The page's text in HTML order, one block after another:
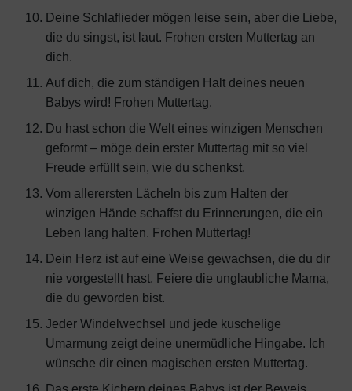
Deine Schlaflieder mögen leise sein, aber die Liebe,
die du singst, ist laut. Frohen ersten Muttertag an
dich.
Auf dich, die zum ständigen Halt deines neuen
Babys wird! Frohen Muttertag.
Du hast schon die Welt eines winzigen Menschen
geformt – möge dein erster Muttertag mit so viel
Freude erfüllt sein, wie du schenkst.
Vom allerersten Lächeln bis zum Halten der
winzigen Hände schaffst du Erinnerungen, die ein
Leben lang halten. Frohen Muttertag!
Dein Herz ist auf eine Weise gewachsen, die du dir
nie vorgestellt hast. Feiere die unglaubliche Mama,
die du geworden bist.
Jeder Windelwechsel und jede kuschelige
Umarmung zeigt deine unermüdliche Hingabe. Ich
wünsche dir einen magischen ersten Muttertag.